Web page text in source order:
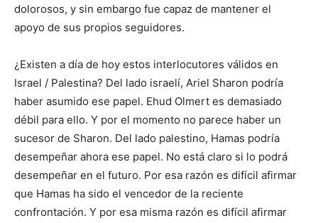
dolorosos, y sin embargo fue capaz de mantener el
apoyo de sus propios seguidores.
¿Existen a día de hoy estos interlocutores válidos en
Israel / Palestina? Del lado israelí, Ariel Sharon podría
haber asumido ese papel. Ehud Olmert es demasiado
débil para ello. Y por el momento no parece haber un
sucesor de Sharon. Del lado palestino, Hamas podría
desempeñar ahora ese papel. No está claro si lo podrá
desempeñar en el futuro. Por esa razón es difícil afirmar
que Hamas ha sido el vencedor de la reciente
confrontación. Y por esa misma razón es difícil afirmar